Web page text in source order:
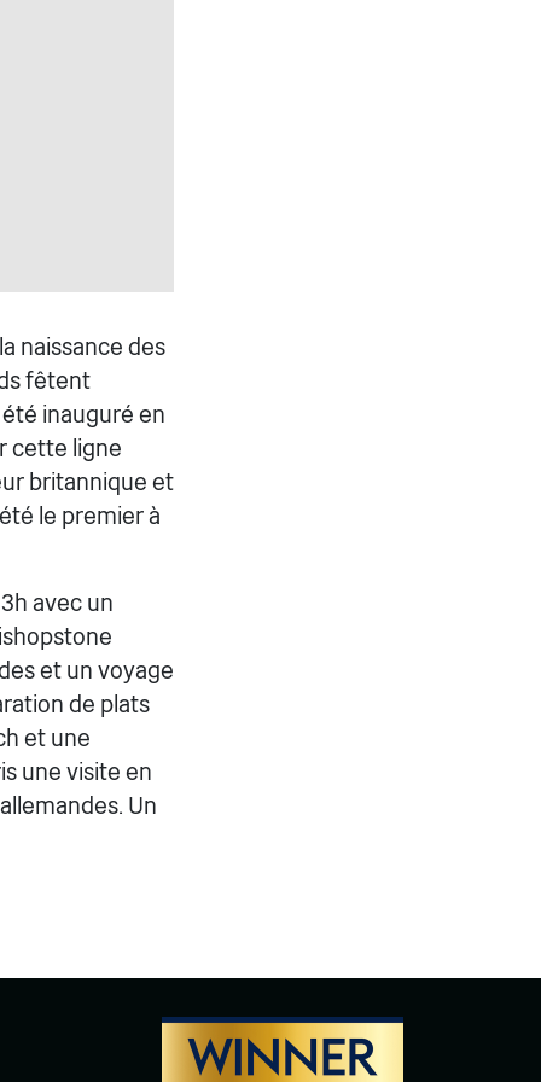
naissance des
fêtent
inauguré en
cette ligne
britannique et
le premier à
avec un
et un voyage
de plats
et une
une visite en
Un